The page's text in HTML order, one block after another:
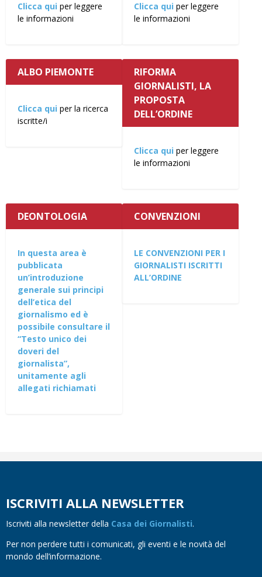
Clicca qui per leggere
le informazioni
Clicca qui per leggere
le informazioni
ALBO PIEMONTE
Clicca qui per la ricerca
iscritte/i
RIFORMA
GIORNALISTI, LA
PROPOSTA
DELL’ORDINE
Clicca qui per leggere
le informazioni
DEONTOLOGIA
In questa area è
pubblicata
un’introduzione
generale sui principi
dell’etica del
giornalismo ed è
possibile consultare il
“Testo unico dei
doveri del
giornalista”,
unitamente agli
allegati richiamati
CONVENZIONI
LE CONVENZIONI PER I
GIORNALISTI ISCRITTI
ALL’ORDINE
ISCRIVITI ALLA NEWSLETTER
Iscriviti alla newsletter della Casa dei Giornalisti.
Per non perdere tutti i comunicati, gli eventi e le novità del
mondo dell’informazione.